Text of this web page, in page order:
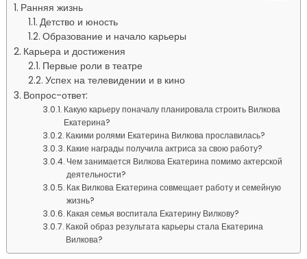
Ранняя жизнь
Детство и юность
Образование и начало карьеры
Карьера и достижения
Первые роли в театре
Успех на телевидении и в кино
Вопрос-ответ:
Какую карьеру поначалу планировала строить Вилкова
Екатерина?
Какими ролями Екатерина Вилкова прославилась?
Какие награды получила актриса за свою работу?
Чем занимается Вилкова Екатерина помимо актерской
деятельности?
Как Вилкова Екатерина совмещает работу и семейную
жизнь?
Какая семья воспитала Екатерину Вилкову?
Какой образ результата карьеры стала Екатерина
Вилкова?